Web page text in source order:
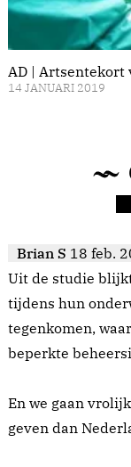
AD |
14 JANUARI 2019
Brian S 18 feb.
Uit de studie
tijdens hun
tegenkomen,
beperkte
En we gaan
geven dan